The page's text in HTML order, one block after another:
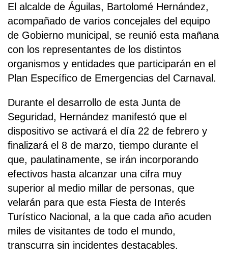
El alcalde de Águilas, Bartolomé Hernández,
acompañado de varios concejales del equipo
de Gobierno municipal, se reunió esta mañana
con los representantes de los distintos
organismos y entidades que participarán en el
Plan Específico de Emergencias del Carnaval.
Durante el desarrollo de esta Junta de
Seguridad, Hernández manifestó que el
dispositivo se activará el día 22 de febrero y
finalizará el 8 de marzo, tiempo durante el
que, paulatinamente, se irán incorporando
efectivos hasta alcanzar una cifra muy
superior al medio millar de personas, que
velarán para que esta Fiesta de Interés
Turístico Nacional, a la que cada año acuden
miles de visitantes de todo el mundo,
transcurra sin incidentes destacables.